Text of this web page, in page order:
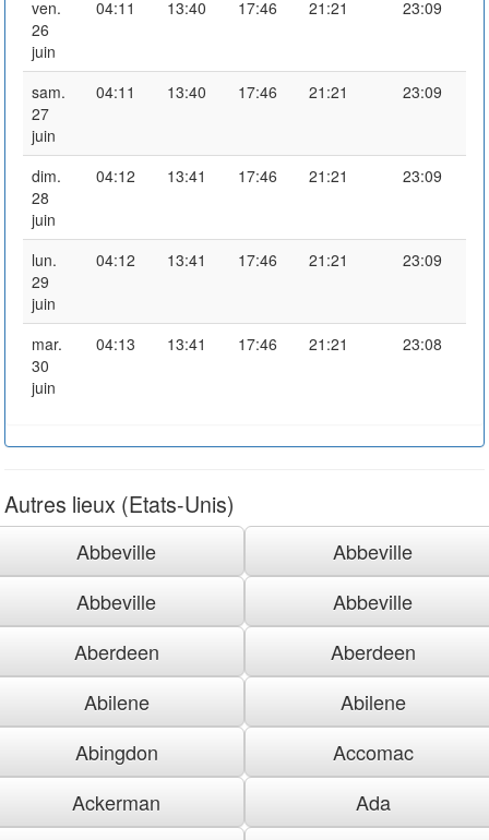
ven.
26
juin
04:11 13:40 17:46 21:21 23:09
sam.
27
juin
04:11 13:40 17:46 21:21 23:09
dim.
28
juin
04:12 13:41 17:46 21:21 23:09
lun.
29
juin
04:12 13:41 17:46 21:21 23:09
mar.
30
juin
04:13 13:41 17:46 21:21 23:08
Autres lieux (Etats-Unis)
Abbeville
Abbeville
Abbeville
Abbeville
Aberdeen
Aberdeen
Abilene
Abilene
Abingdon
Accomac
Ackerman
Ada